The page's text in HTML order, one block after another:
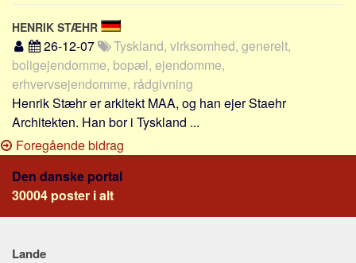
HENRIK STÆHR
26-12-07
Tyskland, virksomhed, generelt,
boligejendomme, bopæl, ejendomme,
erhvervsejendomme, rådgivning
Henrik Stæhr er arkitekt MAA, og han ejer Staehr
Architekten. Han bor i Tyskland ...
Foregående bidrag
Den danske portal
30004 poster i alt
Lande